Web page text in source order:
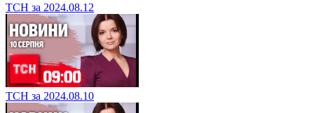
ТСН за 2024.08.12
ТСН за 2024.08.10